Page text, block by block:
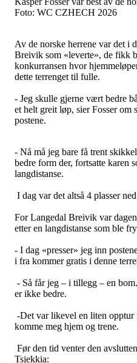
Foto: WC CZHECH 2026
Av de norske herrene var det i
Breivik som «leverte», de fikk
konkurransen hvor
dette terrenget til fulle.
- Jeg skulle gjerne vært bedre
et helt greit løp, sier Fosser om
postene.
- Nå må jeg bare få trent
bedre form der, fortsatte karen
langdistanse.
I dag var det altså 4 plasser
For Langedal Breivik var
etter en langdistanse som ble
- I dag «presser» jeg inn
i fra kommer gratis i denne
- Så får jeg – i tillegg – en
er ikke bedre.
-Det var likevel en liten opptur
komme meg hjem og trene.
Før den tid venter den
Tsjekkia: